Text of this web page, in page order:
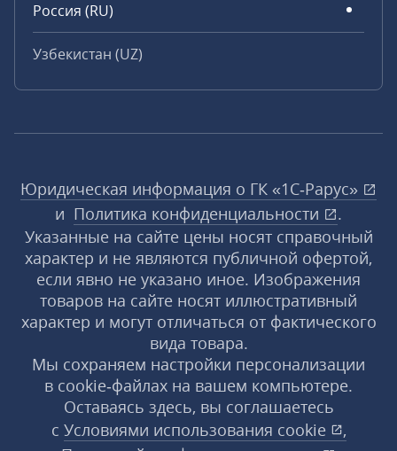
Россия (RU)
Узбекистан (UZ)
Юридическая информация о ГК «1С‑Рарус»
и Политика конфиденциальности
.
Указанные на сайте цены носят справочный
характер и не являются публичной офертой,
если явно не указано иное. Изображения
товаров на сайте носят иллюстративный
характер и могут отличаться от фактического
вида товара.
Мы сохраняем настройки персонализации
в cookie‑файлах на вашем компьютере.
Оставаясь здесь, вы соглашаетесь
с Условиями использования cookie
,